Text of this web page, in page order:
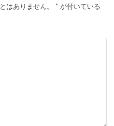
はありません。 * が付いている